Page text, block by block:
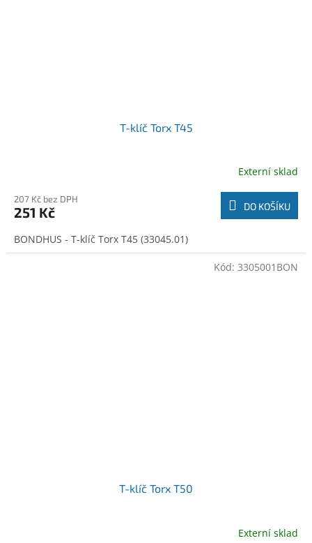
T-klíč Torx T45
Externí sklad
207 Kč bez DPH
251 Kč DO KOŠÍKU
BONDHUS - T-klíč Torx T45 (33045.01)
T-klíč Torx T50
Externí sklad
Kód: 3305001BON